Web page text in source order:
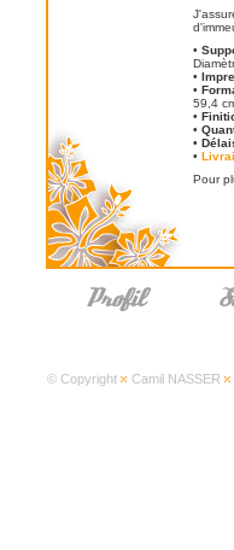
•
•
•
59,4
•
•
•
•
Pour
© Copyright Camil NASSER